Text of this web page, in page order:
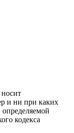
и ни при каких
кодекса